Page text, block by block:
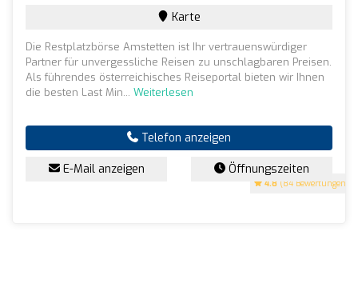
4.8 (84 Bewertungen)
Karte
Die Restplatzbörse Amstetten ist Ihr vertrauenswürdiger
Partner für unvergessliche Reisen zu unschlagbaren Preisen.
Als führendes österreichisches Reiseportal bieten wir Ihnen
die besten Last Min... Weiterlesen
Telefon anzeigen
E-Mail anzeigen Öffnungszeiten